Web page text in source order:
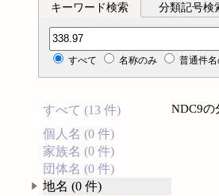
キーワード検索 分類記号検
分類記号検索
すべて 名称のみ 普通件
すべて (13 件)
個人名 (0 件)
家族名 (0 件)
団体名 (0 件)
地名 (0 件)
NDC9の